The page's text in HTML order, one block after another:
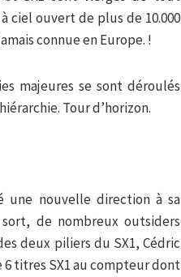
ciel ouvert de plus de 10.000
connue en Europe. !
majeures se sont déroulés
Tour d’horizon.
une nouvelle direction à sa
de nombreux outsiders
deux piliers du SX1, Cédric
6 titres SX1 au compteur dont